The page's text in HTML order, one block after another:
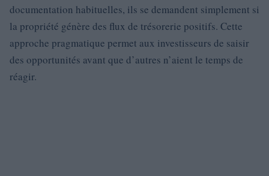
documentation habituelles, ils se demandent simplement si
la propriété génère des flux de trésorerie positifs. Cette
approche pragmatique permet aux investisseurs de saisir
des opportunités avant que d’autres n’aient le temps de
réagir.